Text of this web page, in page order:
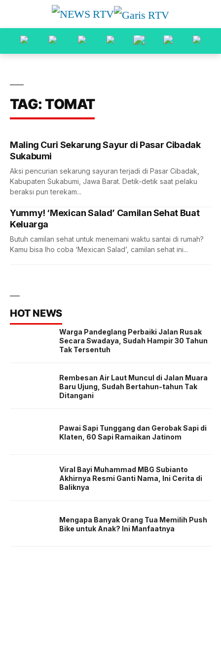
TAG: TOMAT
Maling Curi Sekarung Sayur di Pasar Cibadak
Sukabumi
Aksi pencurian sekarung sayuran terjadi di Pasar Cibadak,
Kabupaten Sukabumi, Jawa Barat. Detik-detik saat pelaku
beraksi pun terekam...
Yummy! ‘Mexican Salad’ Camilan Sehat Buat
Keluarga
Butuh camilan sehat untuk menemani waktu santai di rumah?
Kamu bisa lho coba ‘Mexican Salad’, camilan sehat ini...
HOT NEWS
Warga Pandeglang Perbaiki Jalan Rusak
Secara Swadaya, Sudah Hampir 30 Tahun
Tak Tersentuh
Rembesan Air Laut Muncul di Jalan Muara
Baru Ujung, Sudah Bertahun-tahun Tak
Ditangani
Pawai Sapi Tunggang dan Gerobak Sapi di
Klaten, 60 Sapi Ramaikan Jatinom
Viral Bayi Muhammad MBG Subianto
Akhirnya Resmi Ganti Nama, Ini Cerita di
Baliknya
Mengapa Banyak Orang Tua Memilih Push
Bike untuk Anak? Ini Manfaatnya